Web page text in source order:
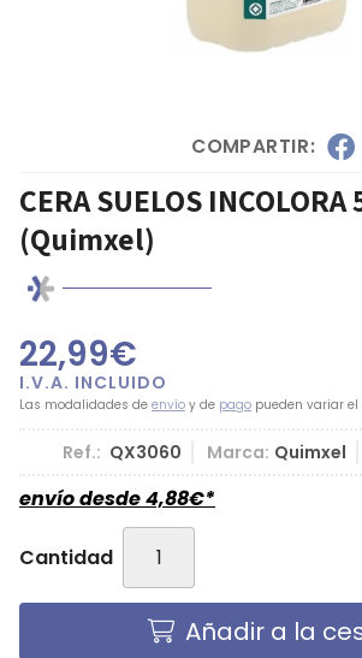
COMPARTIR:
CERA SUELOS INCOLORA
(Quimxel)
22,99€
Las modalidades de envío y de pago pueden variar
Ref.: QX3060 Marca: Quimxel
envío desde4,88€*
Cantidad
Añadir a la